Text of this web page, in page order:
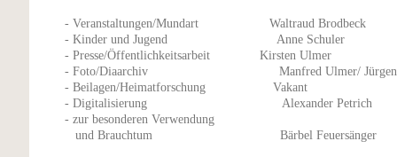
- Veranstaltungen/Mundart Waltraud Brodbeck
- Kinder und Jugend Anne Schuler
- Presse/Öffentlichkeitsarbeit Kirsten Ulmer
- Foto/Diaarchiv Manfred Ulmer/ Jürgen
- Beilagen/Heimatforschung Vakant
- Digitalisierung Alexander Petrich
- zur besonderen Verwendung
und Brauchtum Bärbel Feuersänger